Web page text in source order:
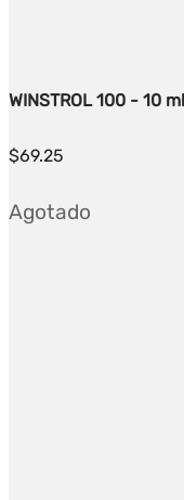
WINSTROL 100 - 10
$69.25
Agotado